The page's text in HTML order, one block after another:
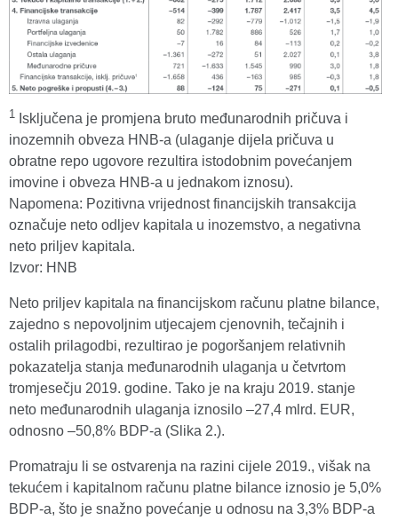
1
Isključena je promjena bruto međunarodnih pričuva i
inozemnih obveza HNB-a (ulaganje dijela pričuva u
obratne repo ugovore rezultira istodobnim povećanjem
imovine i obveza HNB-a u jednakom iznosu).
Napomena: Pozitivna vrijednost financijskih transakcija
označuje neto odljev kapitala u inozemstvo, a negativna
neto priljev kapitala.
Izvor: HNB
Neto priljev kapitala na financijskom računu platne bilance,
zajedno s nepovoljnim utjecajem cjenovnih, tečajnih i
ostalih prilagodbi, rezultirao je pogoršanjem relativnih
pokazatelja stanja međunarodnih ulaganja u četvrtom
tromjesečju 2019. godine. Tako je na kraju 2019. stanje
neto međunarodnih ulaganja iznosilo –27,4 mlrd. EUR,
odnosno –50,8% BDP-a (Slika 2.).
Promatraju li se ostvarenja na razini cijele 2019., višak na
tekućem i kapitalnom računu platne bilance iznosio je 5,0%
BDP-a, što je snažno povećanje u odnosu na 3,3% BDP-a